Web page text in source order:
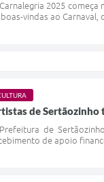
2025
vindas ao Carnaval,
de Sertãozinho
de
de apoio